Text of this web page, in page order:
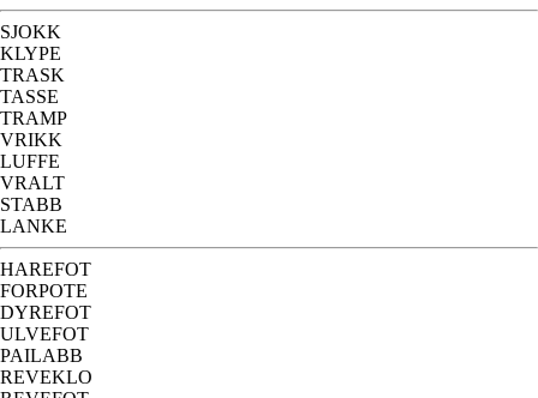
SJOKK
KLYPE
TRASK
TASSE
TRAMP
VRIKK
LUFFE
VRALT
STABB
LANKE
HAREFOT
FORPOTE
DYREFOT
ULVEFOT
PAILABB
REVEKLO